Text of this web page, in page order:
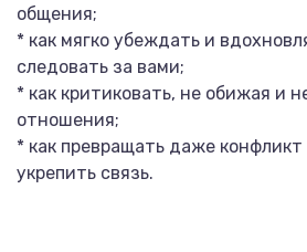
общения;
* как мягко убеждать и
следовать за вами;
* как критиковать, не обижая и
отношения;
* как превращать даже
укрепить связь.